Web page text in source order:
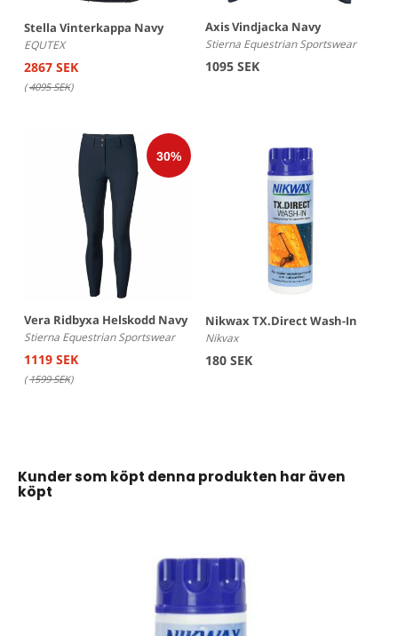
Stella Vinterkappa Navy
EQUTEX
2867 SEK
(4095 SEK)
Axis Vindjacka Navy
Stierna Equestrian Sportswear
1095 SEK
Vera Ridbyxa Helskodd Navy
Stierna Equestrian Sportswear
1119 SEK
(1599 SEK)
Nikwax TX.Direct Wash-In
Nikvax
180 SEK
Kunder som köpt denna produkten har även
köpt